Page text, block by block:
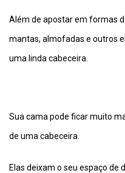
Além de apostar em formas
mantas, almofadas e outros
uma linda cabeceira.
Sua cama pode ficar muito
de uma cabeceira.
Elas deixam o seu espaço de